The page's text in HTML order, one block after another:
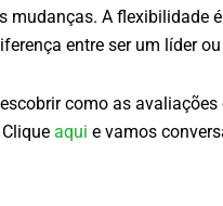
mudanças. A
entre ser um líder
como as
aqui e vamos